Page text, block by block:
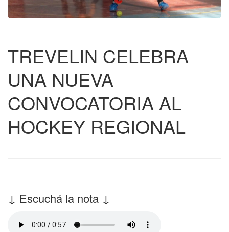
TREVELIN CELEBRA
UNA NUEVA
CONVOCATORIA AL
HOCKEY REGIONAL
↓ Escuchá la nota ↓